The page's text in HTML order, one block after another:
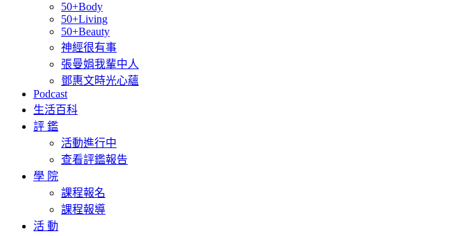
50+Body
50+Living
50+Beauty
神經很有事
張曼娟我輩中人
鄧惠文時光心蘊
Podcast
生活百科
評 鑑
活動進行中
查看評鑑報告
學 院
課程報名
課程報導
活 動